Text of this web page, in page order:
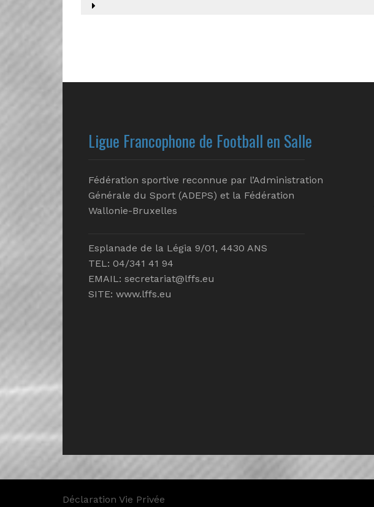
Ligue Francophone de Football en Salle
Fédération sportive reconnue par l’Administration
Générale du Sport (ADEPS) et la Fédération
Wallonie-Bruxelles
Esplanade de la Légia 9/01, 4430 ANS
TEL: 04/341 41 94
EMAIL: secretariat@lffs.eu
SITE: www.lffs.eu
Déclaration Vie Privée